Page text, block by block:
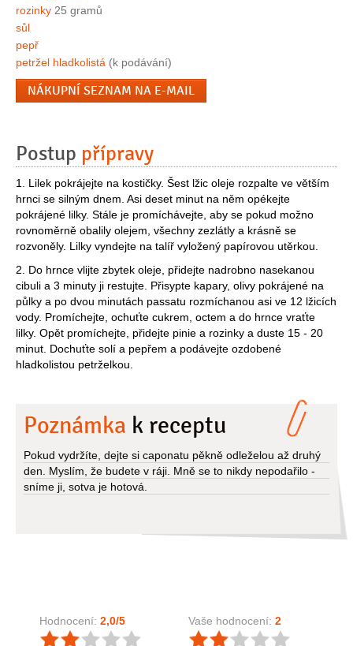
rozinky 25 gramů
sůl
pepř
petržel hladkolistá (k podávání)
NÁKUPNÍ SEZNAM NA E-MAIL
Postup přípravy
1. Lilek pokrájejte na kostičky. Šest lžic oleje rozpalte ve větším
hrnci se silným dnem. Asi deset minut na něm opékejte
pokrájené lilky. Stále je promíchávejte, aby se pokud možno
rovnoměrně obalily olejem, všechny zezlátly a krásně se
rozvoněly. Lilky vyndejte na talíř vyložený papírovou utěrkou.
2. Do hrnce vlijte zbytek oleje, přidejte nadrobno nasekanou
cibuli a 3 minuty ji restujte. Přisypte kapary, olivy pokrájené na
půlky a po dvou minutách passatu rozmíchanou asi ve 12 lžicích
vody. Promíchejte, ochuťte cukrem, octem a do hrnce vraťte
lilky. Opět promíchejte, přidejte pinie a rozinky a duste 15 - 20
minut. Dochuťte solí a pepřem a podávejte ozdobené
hladkolistou petrželkou.
Poznámka k receptu
Pokud vydržíte, dejte si caponatu pěkně odleželou až druhý
den. Myslím, že budete v ráji. Mně se to nikdy nepodařilo -
sníme ji, sotva je hotová.
Hodnocení: 2,0/5 Vaše hodnocení: 2